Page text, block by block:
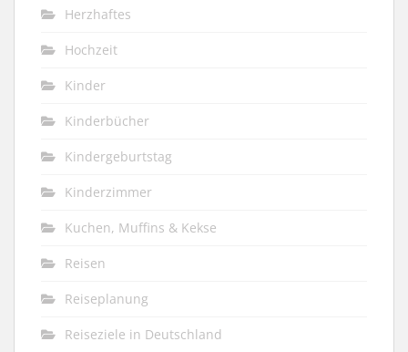
Herzhaftes
Hochzeit
Kinder
Kinderbücher
Kindergeburtstag
Kinderzimmer
Kuchen, Muffins & Kekse
Reisen
Reiseplanung
Reiseziele in Deutschland